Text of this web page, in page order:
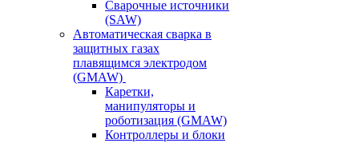
Сварочные источники
(SAW)
Автоматическая сварка в
защитных газах
плавящимся электродом
(GMAW)
Каретки,
манипуляторы и
роботизация (GMAW)
Контроллеры и блоки